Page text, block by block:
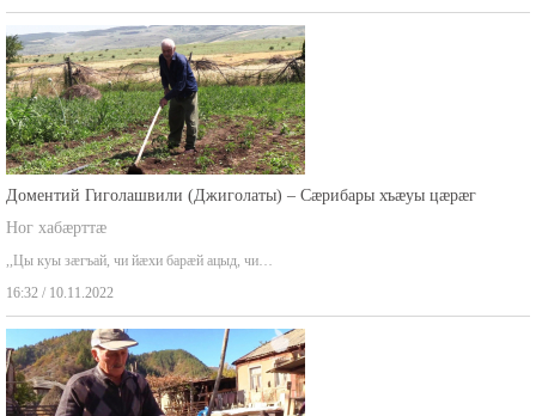
Доментий Гиголашвили (Джиголаты) – Сæрибары хъæуы цæрæг
Ног хабæрттæ
,,Цы куы зæгъай, чи йæхи барæй ацыд, чи…
16:32 / 10.11.2022